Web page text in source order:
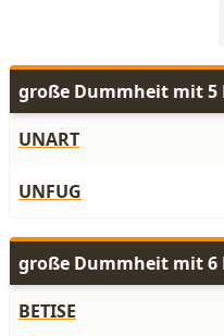
große Dummheit mit 5
UNART
UNFUG
große Dummheit mit 6
BETISE